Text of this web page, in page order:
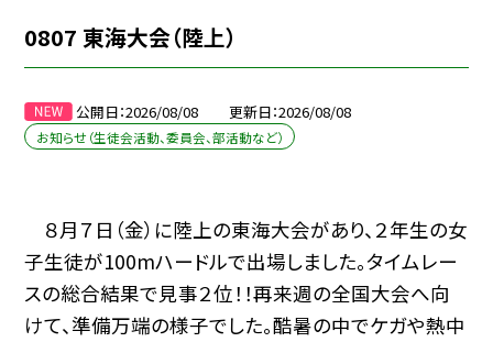
0807 東海大会（陸上）
公開日 2026/08/08 更新日 2026/08/08
お知らせ（生徒会活動、委員会、部活動など）
８月７日（金）に陸上の東海大会があり、２年生の女
子生徒が100mハードルで出場しました。タイムレー
スの総合結果で見事２位！！再来週の全国大会へ向
けて、準備万端の様子でした。酷暑の中でケガや熱中